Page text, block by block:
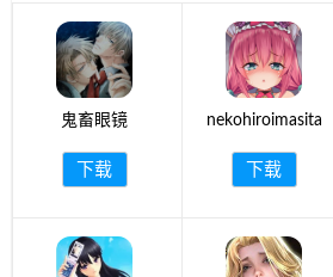
鬼畜眼镜
下载
nekohiroimasita
下载